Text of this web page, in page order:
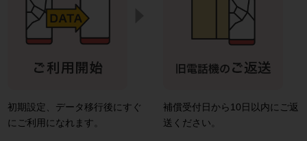
初期設定、データ移行後にすぐ
にご利用になれます。
補償受付日から10日以内にご返
送ください。